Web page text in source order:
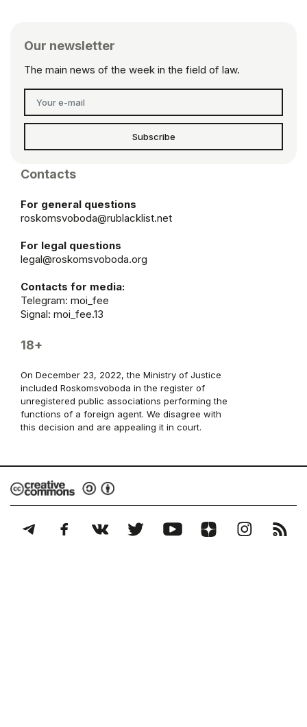
Our newsletter
The main news of the week in the field of law.
Subscribe
Contacts
For general questions
roskomsvoboda@rublacklist.net
For legal questions
legal@roskomsvoboda.org
Contacts for media:
Telegram: moi_fee
Signal: moi_fee.13
18+
On December 23, 2022, the Ministry of Justice
included Roskomsvoboda in the register of
unregistered public associations performing the
functions of a foreign agent. We disagree with
this decision and are appealing it in court.